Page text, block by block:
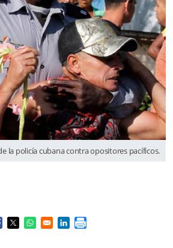
la policía cubana contra opositores pacíficos.
in a new window
Opens in a new window
Opens in a new window
Opens in a new window